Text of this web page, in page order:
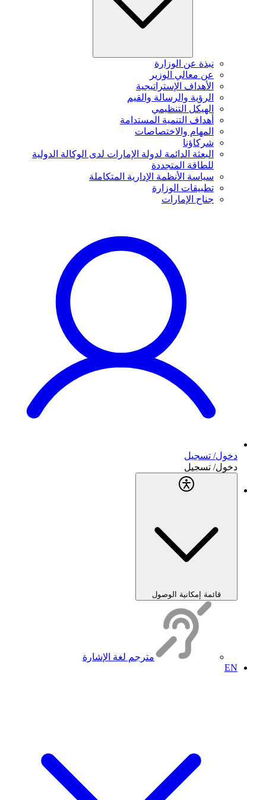
نبذة عن الوزارة
عن معالي الوزير
الأهداف الإستراتيجية
الرؤية والرسالة والقيم
الهيكل التنظيمي
أهداف التنمية المستدامة
المهام والاختصاصات
شركاؤنا
البعثة الدائمة لدولة الإمارات لدى الوكالة الدولية
للطاقة المتجددة
سياسة الأنظمة الإدارية المتكاملة
تطبيقات الوزارة
جناح الإمارات
دخول/ تسجيل
دخول/ تسجيل
قائمة إمكانية الوصول
مترجم لغة الإشارة
EN